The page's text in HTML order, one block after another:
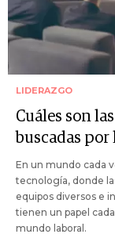
LIDERAZGO
Cuáles son
buscadas por
En un mundo cada
tecnología, donde
equipos diversos e
tienen un papel
mundo laboral.